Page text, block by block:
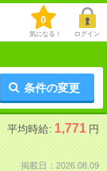
0
気になる！ ログイン
条件の変更
平均時給: 1,771 円
掲載日：2026.08.09